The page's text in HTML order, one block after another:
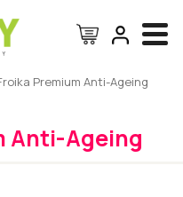
Premium Anti-Ageing
Anti-Ageing